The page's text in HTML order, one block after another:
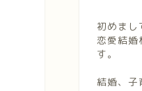
初めま
恋愛結婚
す。
結婚、子